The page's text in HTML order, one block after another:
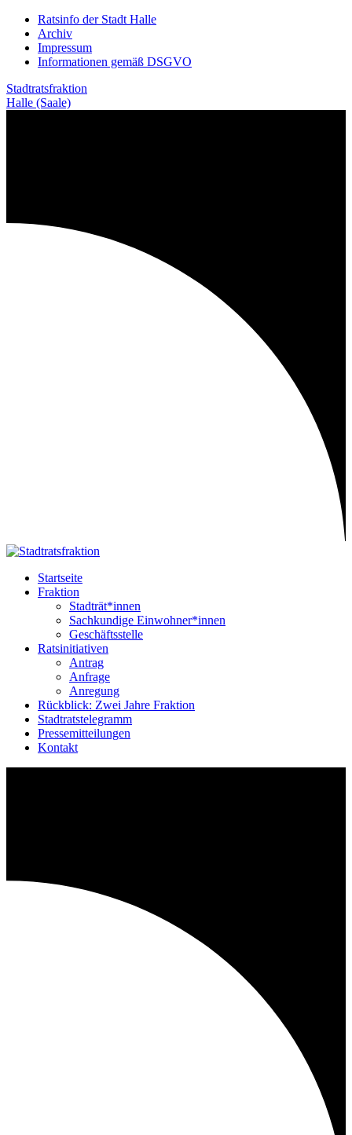
Weiter
zum
Inhalt
Ratsinfo der Stadt Halle
Archiv
Impressum
Informationen gemäß DSGVO
Stadtratsfraktion
Halle (Saale)
Startseite
Fraktion
Stadträt*innen
Sachkundige Einwohner*innen
Geschäftsstelle
Ratsinitiativen
Antrag
Anfrage
Anregung
Rückblick: Zwei Jahre Fraktion
Stadtratstelegramm
Pressemitteilungen
Kontakt